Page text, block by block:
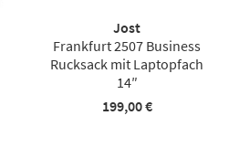
Jost
Frankfurt 2507 Business
Rucksack mit Laptopfach
14″
199,00 €